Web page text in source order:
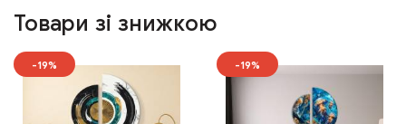
Товари зі знижкою
-19% -19%